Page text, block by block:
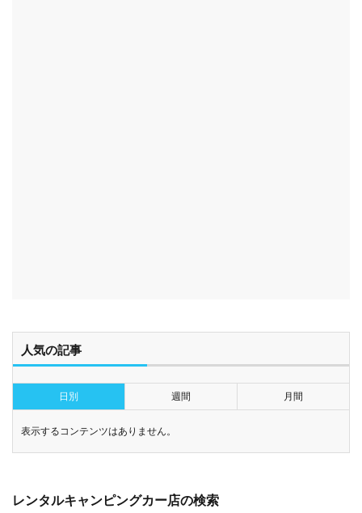
人気の記事
日別 週間 月間
表示するコンテンツはありません。
レンタルキャンピングカー店の検索